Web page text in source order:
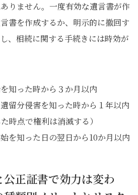
りません。一度有効な遺言書が作
書を作成するか、明示的に撤回す
、相続に関する手続きには時効が
知った時から３か月以内
留分侵害を知った時から１年以内
時点で権利は消滅する）
を知った日の翌日から10か月以内
公正証書で効力は変わ